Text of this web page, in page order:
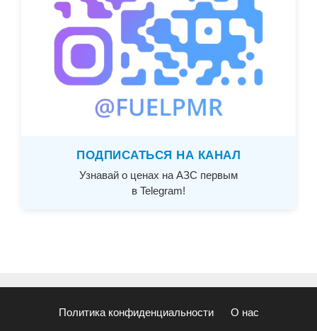
ПОДПИСАТЬСЯ НА КАНАЛ
Узнавай о ценах на АЗС первым
в Telegram!
Политика конфиденциальности О нас